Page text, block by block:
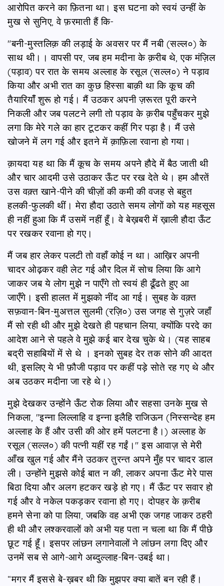
आरोपित करने का फ़ितना था। इस घटना को स्वयं उन्हीं के
मुख से सुनिए, वे फ़रमाती हैं कि-
"बनी-मुस्तलिक़ की लड़ाई के अवसर पर मैं नबी (सल्ल०) के
साथ थी।। वापसी पर, जब हम मदीना के क़रीब थे, एक मंज़िल
(पड़ाव) पर रात के समय अल्लाह के रसूल (सल्ल०) ने पड़ाव
किया और अभी रात का कुछ हिस्सा बाक़ी था कि कूच की
तैयारियांँ शुरू हो गई। मैं उठकर अपनी ज़रूरत पूरी करने
निकली और जब पलटने लगी तो पड़ाव के क़रीब पहुँचकर मुझे
लगा कि मेरे गले का हार टूटकर कहीं गिर पड़ा है। मैं उसे
खोजने में लग गई और इतने में क़ाफ़िला रवाना हो गया।
क़ायदा यह था कि मैं कूच के समय अपने हौदे में बैठ जाती थी
और चार आदमी उसे उठाकर ऊँट पर रख देते थे। हम औरतें
उस वक़्त खाने-पीने की चीज़ों की कमी की वजह से बहुत
हलकी-फुलकी थीं। मेरा हौदा उठाते समय लोगों को यह महसूस
ही नहीं हुआ कि मैं उसमें नहीं हूँ। वे बेख़बरी में ख़ाली हौदा ऊँट
पर रखकर रवाना हो गए।
मैं जब हार लेकर पलटी तो वहाँ कोई न था। आख़िर अपनी
चादर ओढ़कर वही लेट गई और दिल में सोच लिया कि आगे
जाकर जब ये लोग मुझे न पाएँगे तो स्वयं ही ढूँढते हुए आ
जाएँगे। इसी हालत में मुझको नींद आ गई। सुबह के वक़्त
सफ़वान-बिन-मुअत्तल सुलमी (रज़ि०) उस जगह से गुज़रे जहाँ
मैं सो रही थी और मुझे देखते ही पहचान लिया, क्योंकि परदे का
आदेश आने से पहले वे मुझे कई बार देख चुके थे। (यह साहब
बद्री सहाबियों में से थे । इनको सुबह देर तक सोने की आदत
थी, इसलिए ये भी फ़ौजी पड़ाव पर कहीं पड़े सोते रह गए थे और
अब उठकर मदीना जा रहे थे।)
मुझे देखकर उन्होंने ऊँट रोक लिया और सहसा उनके मुख से
निकला, "इन्ना लिल्लाहि व इन्ना इलैहि राजिऊन (निस्सन्देह हम
अल्लाह के हैं और उसी की ओर हमें पलटना है।) अल्लाह के
रसूल (सल्ल०) की पत्नी यहीं रह गईं।" इस आवाज़ से मेरी
आँख खुल गई और मैंने उठकर तुरन्त अपने मुँह पर चादर डाल
ली। उन्होंने मुझसे कोई बात न की, लाकर अपना ऊँट मेरे पास
बिठा दिया और अलग हटकर खड़े हो गए। मैं ऊँट पर सवार हो
गई और वे नकेल पकड़कर रवाना हो गए। दोपहर के क़रीब
हमने सेना को पा लिया, जबकि वह अभी एक जगह जाकर ठहरी
ही थी और लश्करवालों को अभी यह पता न चला था कि मैं पीछे
छूट गई हूँ। इसपर लांछन लगानेवालों ने लांछन लगा दिए और
उनमें सब से आगे-आगे अब्दुल्लाह-बिन-उबई था।
“मगर मैं इससे बे-ख़बर थी कि मुझपर क्या बातें बन रही हैं।